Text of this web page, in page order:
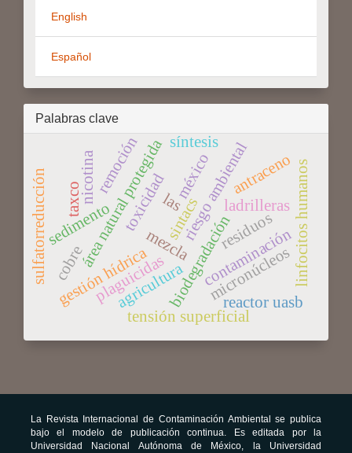
English
Español
Palabras clave
riesgo ambiental
área natural protegidasintacs
gestión hídrica
ladrilleras
plaguicidas
agricultura
residuos
biodegradación
toxicidadlas
antraceno
mezcla
sedimento
contaminación
micronúcleoslinfocitos humanos
nicotina
tensión superficial
cobre
remoción
sulfatorreducción
reactor uasb
méxico
taxco
síntesis
La Revista Internacional de Contaminación Ambiental se publica
bajo el modelo de publicación continua. Es editada por la
Universidad Nacional Autónoma de México, la Universidad